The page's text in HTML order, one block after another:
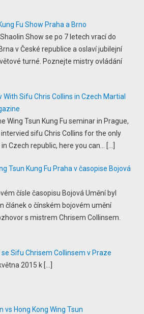
Fu Show Praha a Brno
Show se po 7 letech vrací do
v České republice a oslaví jubilejní
turné. Poznejte mistry ovládání
With Sifu Chris Collins in Czech Martial
Wing Tsun Kung Fu seminar in Prague,
sifu Chris Collins for the only
Czech republic, here you can...
Tsun Kung Fu Praha v časopise Bojová
čísle časopisu Bojová Umění byl
článek o čínském bojovém umění
s mistrem Chrisem Collinsem.
Sifu Chrisem Collinsem v Praze
2015 k
vs Hong Kong Wing Tsun